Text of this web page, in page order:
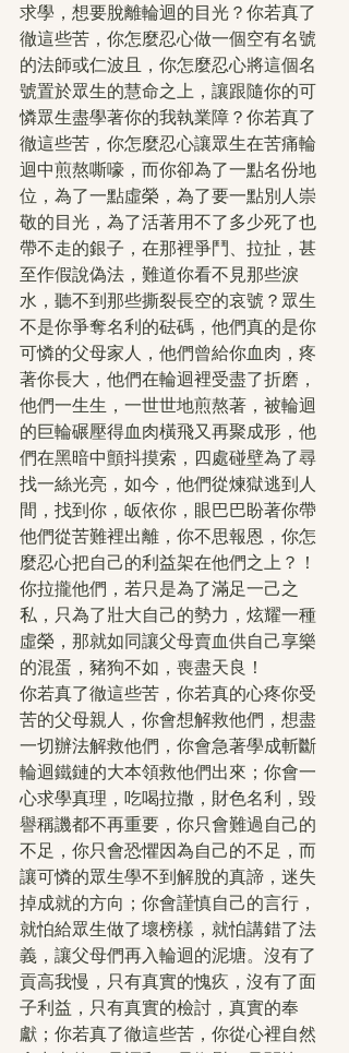
求學，想要脫離輪迴的目光？你若真了
徹這些苦，你怎麼忍心做一個空有名號
的法師或仁波且，你怎麼忍心將這個名
號置於眾生的慧命之上，讓跟隨你的可
憐眾生盡學著你的我執業障？你若真了
徹這些苦，你怎麼忍心讓眾生在苦痛輪
迴中煎熬嘶嚎，而你卻為了一點名份地
位，為了一點虛榮，為了要一點別人崇
敬的目光，為了活著用不了多少死了也
帶不走的銀子，在那裡爭鬥、拉扯，甚
至作假說偽法，難道你看不見那些淚
水，聽不到那些撕裂長空的哀號？眾生
不是你爭奪名利的砝碼，他們真的是你
可憐的父母家人，他們曾給你血肉，疼
著你長大，他們在輪迴裡受盡了折磨，
他們一生生，一世世地煎熬著，被輪迴
的巨輪碾壓得血肉橫飛又再聚成形，他
們在黑暗中顫抖摸索，四處碰壁為了尋
找一絲光亮，如今，他們從煉獄逃到人
間，找到你，皈依你，眼巴巴盼著你帶
他們從苦難裡出離，你不思報恩，你怎
麼忍心把自己的利益架在他們之上？！
你拉攏他們，若只是為了滿足一己之
私，只為了壯大自己的勢力，炫耀一種
虛榮，那就如同讓父母賣血供自己享樂
的混蛋，豬狗不如，喪盡天良！
你若真了徹這些苦，你若真的心疼你受
苦的父母親人，你會想解救他們，想盡
一切辦法解救他們，你會急著學成斬斷
輪迴鐵鏈的大本領救他們出來；你會一
心求學真理，吃喝拉撒，財色名利，毀
譽稱譏都不再重要，你只會難過自己的
不足，你只會恐懼因為自己的不足，而
讓可憐的眾生學不到解脫的真諦，迷失
掉成就的方向；你會謹慎自己的言行，
就怕給眾生做了壞榜樣，就怕講錯了法
義，讓父母們再入輪迴的泥塘。沒有了
貢高我慢，只有真實的愧疚，沒有了面
子利益，只有真實的檢討，真實的奉
獻；你若真了徹這些苦，你從心裡自然